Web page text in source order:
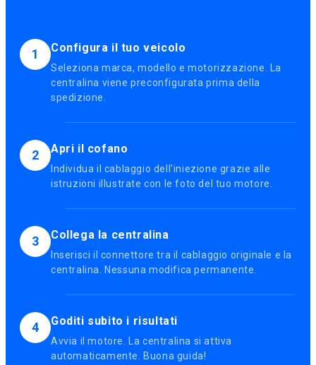
1 Configura il tuo veicolo
Seleziona marca, modello e motorizzazione. La
centralina viene preconfigurata prima della
spedizione.
2 Apri il cofano
Individua il cablaggio dell'iniezione grazie alle
istruzioni illustrate con le foto del tuo motore.
3 Collega la centralina
Inserisci il connettore tra il cablaggio originale e la
centralina. Nessuna modifica permanente.
4 Goditi subito i risultati
Avvia il motore. La centralina si attiva
automaticamente. Buona guida!